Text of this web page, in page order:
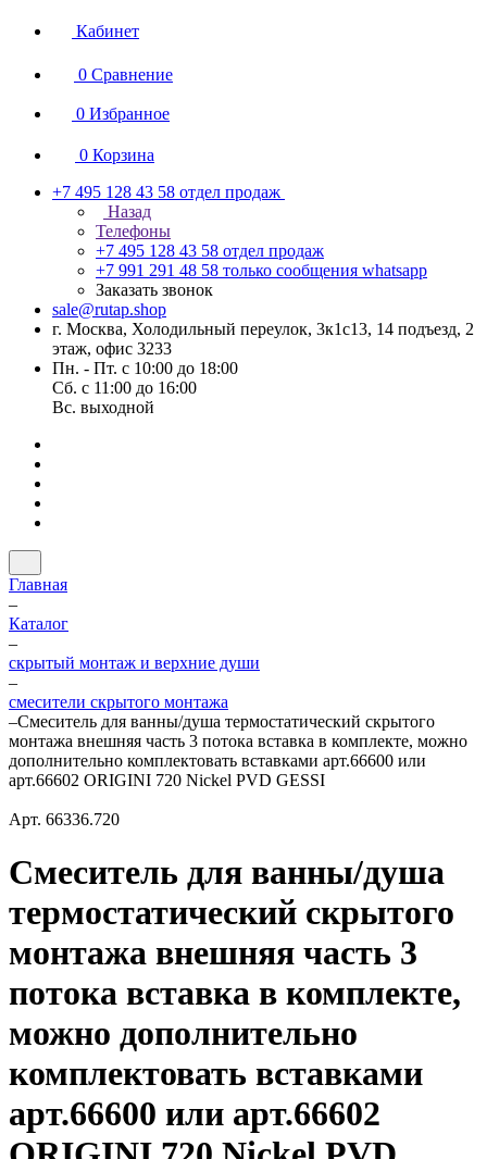
Кабинет
0 Сравнение
0 Избранное
0 Корзина
+7 495 128 43 58 отдел продаж
Назад
Телефоны
+7 495 128 43 58 отдел продаж
+7 991 291 48 58 только сообщения whatsapp
Заказать звонок
sale@rutap.shop
г. Москва, Холодильный переулок, 3к1с13, 14 подъезд, 2
этаж, офис 3233
Пн. - Пт. с 10:00 до 18:00
Сб. с 11:00 до 16:00
Вс. выходной
Главная
–
Каталог
–
скрытый монтаж и верхние души
–
смесители скрытого монтажа
–Смеситель для ванны/душа термостатический скрытого
монтажа внешняя часть 3 потока вставка в комплекте, можно
дополнительно комплектовать вставками арт.66600 или
арт.66602 ORIGINI 720 Nickel PVD GESSI
Арт. 66336.720
Смеситель для ванны/душа
термостатический скрытого
монтажа внешняя часть 3
потока вставка в комплекте,
можно дополнительно
комплектовать вставками
арт.66600 или арт.66602